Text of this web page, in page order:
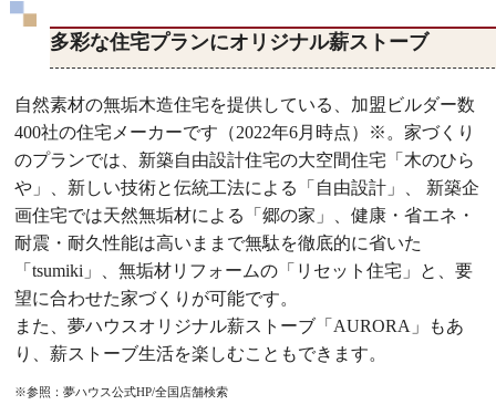
多彩な住宅プランにオリジナル薪ストーブ
自然素材の無垢木造住宅を提供している、加盟ビルダー数
400社の住宅メーカーです（2022年6月時点）※。家づくり
のプランでは、新築自由設計住宅の大空間住宅「木のひら
や」、新しい技術と伝統工法による「自由設計」、 新築企
画住宅では天然無垢材による「郷の家」、健康・省エネ・
耐震・耐久性能は高いままで無駄を徹底的に省いた
「tsumiki」、無垢材リフォームの「リセット住宅」と、要
望に合わせた家づくりが可能です。
また、夢ハウスオリジナル薪ストーブ「AURORA」もあ
り、薪ストーブ生活を楽しむこともできます。
※参照：夢ハウス公式HP/全国店舗検索